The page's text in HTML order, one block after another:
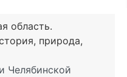
область.
природа,
Челябинской